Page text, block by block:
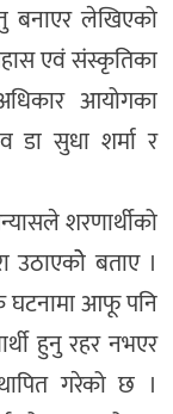
बनाएर लेखिएको
एवं संस्कृतिका
आयोगका
डा सुधा शर्मा र
शरणार्थीको
उठाएकोे बताए ।
घटनामा आफू पनि
हुनु रहर नभएर
गरेको छ ।